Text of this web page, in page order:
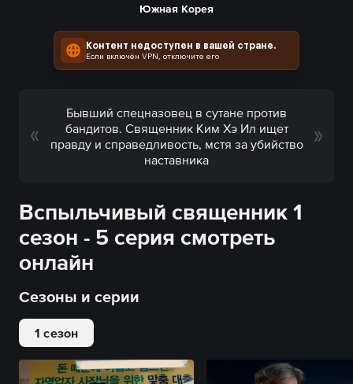
Южная Корея
Контент недоступен в вашей стране.
Если включён VPN, отключите его
Бывший спецназовец в сутане против
бандитов. Священник Ким Хэ Ил ищет
правду и справедливость, мстя за убийство
наставника
Вспыльчивый священник 1
сезон - 5 серия смотреть
онлайн
Сезоны и серии
1 сезон